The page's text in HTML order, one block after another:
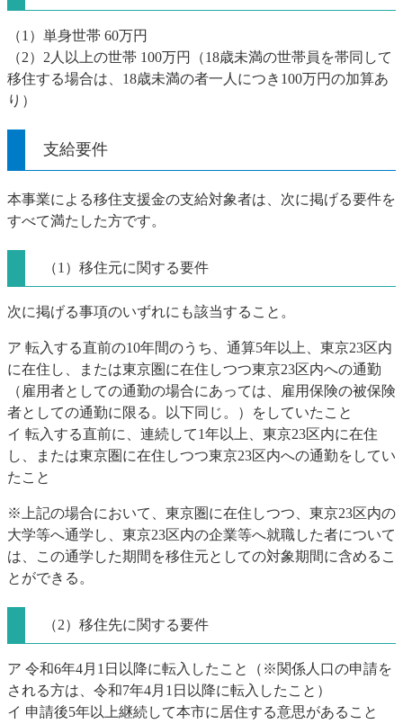
（1）単身世帯 60万円
（2）2人以上の世帯 100万円（18歳未満の世帯員を帯同して
移住する場合は、18歳未満の者一人につき100万円の加算あ
り）
支給要件
本事業による移住支援金の支給対象者は、次に掲げる要件を
すべて満たした方です。
（1）移住元に関する要件
次に掲げる事項のいずれにも該当すること。
ア 転入する直前の10年間のうち、通算5年以上、東京23区内
に在住し、または東京圏に在住しつつ東京23区内への通勤
（雇用者としての通勤の場合にあっては、雇用保険の被保険
者としての通勤に限る。以下同じ。）をしていたこと
イ 転入する直前に、連続して1年以上、東京23区内に在住
し、または東京圏に在住しつつ東京23区内への通勤をしてい
たこと
※上記の場合において、東京圏に在住しつつ、東京23区内の
大学等へ通学し、東京23区内の企業等へ就職した者について
は、この通学した期間を移住元としての対象期間に含めるこ
とができる。
（2）移住先に関する要件
ア 令和6年4月1日以降に転入したこと（※関係人口の申請を
される方は、令和7年4月1日以降に転入したこと）
​イ 申請後5年以上継続して本市に居住する意思があること